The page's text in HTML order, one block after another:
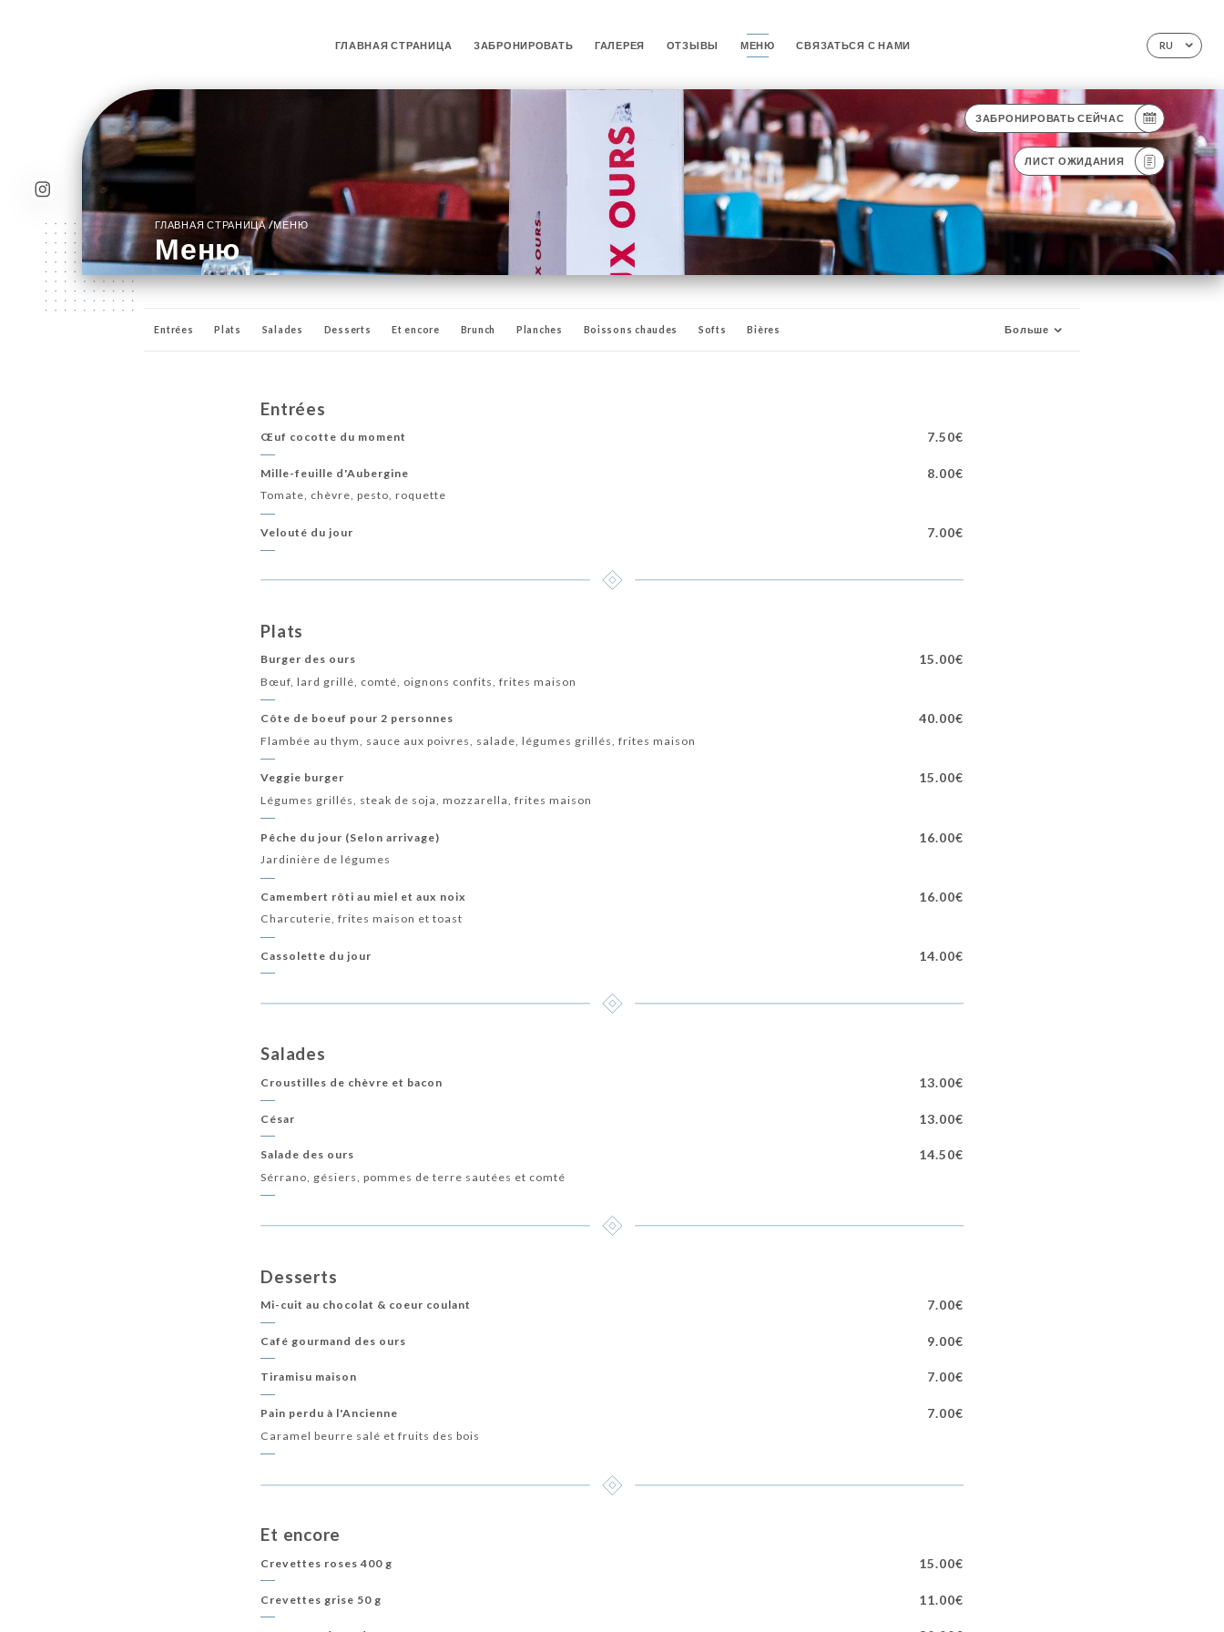
RU
ГЛАВНАЯ СТРАНИЦА ЗАБРОНИРОВАТЬ ГАЛЕРЕЯ ОТЗЫВЫ МЕНЮ СВЯЗАТЬСЯ С НАМИ
ЗАБРОНИРОВАТЬ СЕЙЧАС
ЛИСТ ОЖИДАНИЯ
ГЛАВНАЯ СТРАНИЦА/МЕНЮ
Меню
Entrées Plats Salades Desserts Et encore Brunch Planches Boissons chaudes Softs Bières Больше
Entrées
Œuf cocotte du moment 7.50€
Mille-feuille d'Aubergine 8.00€
Tomate, chèvre, pesto, roquette
Velouté du jour 7.00€
Plats
Burger des ours 15.00€
Bœuf, lard grillé, comté, oignons confits, frites maison
Côte de boeuf pour 2 personnes 40.00€
Flambée au thym, sauce aux poivres, salade, légumes grillés, frites maison
Veggie burger 15.00€
Légumes grillés, steak de soja, mozzarella, frites maison
Pêche du jour (Selon arrivage) 16.00€
Jardinière de légumes
Camembert rôti au miel et aux noix 16.00€
Charcuterie, frites maison et toast
Cassolette du jour 14.00€
Salades
Croustilles de chèvre et bacon 13.00€
César 13.00€
Salade des ours 14.50€
Sérrano, gésiers, pommes de terre sautées et comté
Desserts
Mi-cuit au chocolat & coeur coulant 7.00€
Café gourmand des ours 9.00€
Tiramisu maison 7.00€
Pain perdu à l'Ancienne 7.00€
Caramel beurre salé et fruits des bois
Et encore
Crevettes roses 400 g 15.00€
Crevettes grise 50 g 11.00€